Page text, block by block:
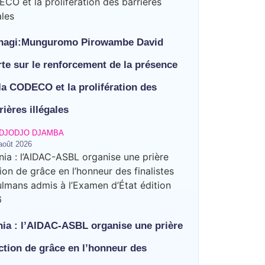
de travail pour renforcer la
des finalistes musulmans
pour renforcer la riposte
Savo sur la protection des
ce vendredi à Bunia
et rapatrie le corps d’une
Yima contre les
Pirowambe David
sur le renforcement de la présence
CODECO et la prolifération des
illégales
DJODJO DJAMBA
2026
: l’AIDAC-ASBL organise une prière
de grâce en l’honneur des